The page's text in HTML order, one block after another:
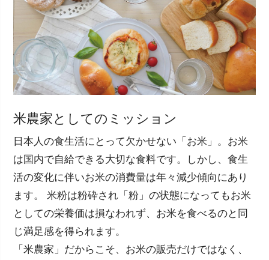
米農家としてのミッション
日本人の食生活にとって欠かせない「お米」。お米
は国内で自給できる大切な食料です。しかし、食生
活の変化に伴いお米の消費量は年々減少傾向にあり
ます。 米粉は粉砕され「粉」の状態になってもお米
としての栄養価は損なわれず、お米を食べるのと同
じ満足感を得られます。
「米農家」だからこそ、お米の販売だけではなく、